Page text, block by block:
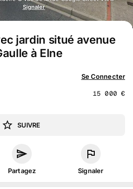
Signaler
jardin situé avenue
à Elne
Se Connecter
15 000 €
SUIVRE
Partagez Signaler